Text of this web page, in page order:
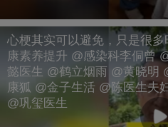
心梗其实可以避免，只是很
康素养提升 @感染科李侗曾
懿医生 @鹤立烟雨 @黄晓明
康狐 @金子生活 @陈医生夫
@巩玺医生